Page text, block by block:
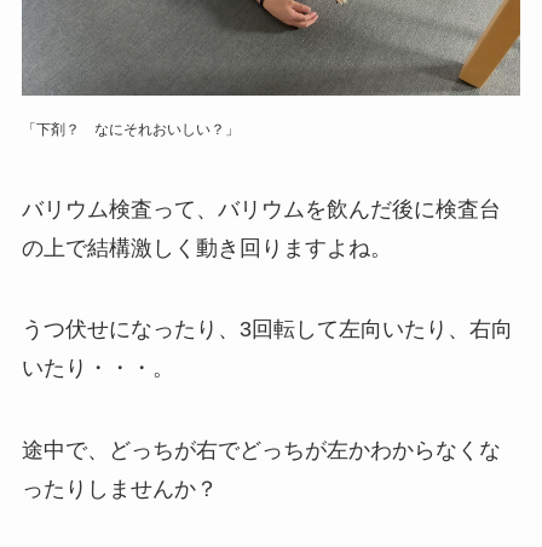
「下剤？ なにそれおいしい？」
バリウム検査って、バリウムを飲んだ後に検査台
の上で結構激しく動き回りますよね。
うつ伏せになったり、3回転して左向いたり、右向
いたり・・・。
途中で、どっちが右でどっちが左かわからなくな
ったりしませんか？